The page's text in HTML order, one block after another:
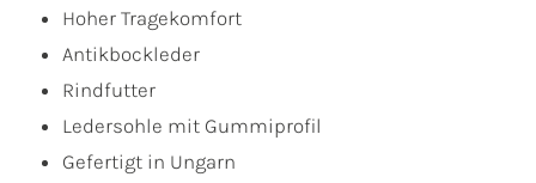
Hoher Tragekomfort
Antikbockleder
Rindfutter
Ledersohle mit Gummiprofil
Gefertigt in Ungarn